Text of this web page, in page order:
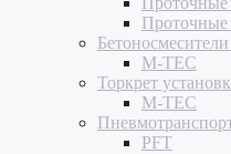
M-TEC
Торкрет
M-TEC
PFT